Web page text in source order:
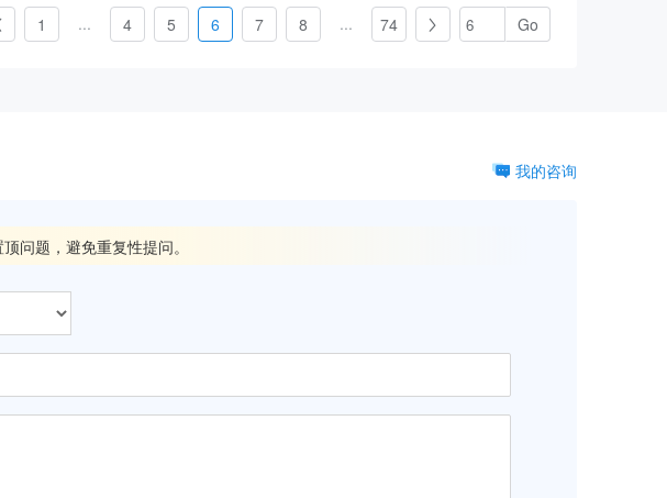
1 ... 4 5 6 7 8 ... 74 
我的咨询